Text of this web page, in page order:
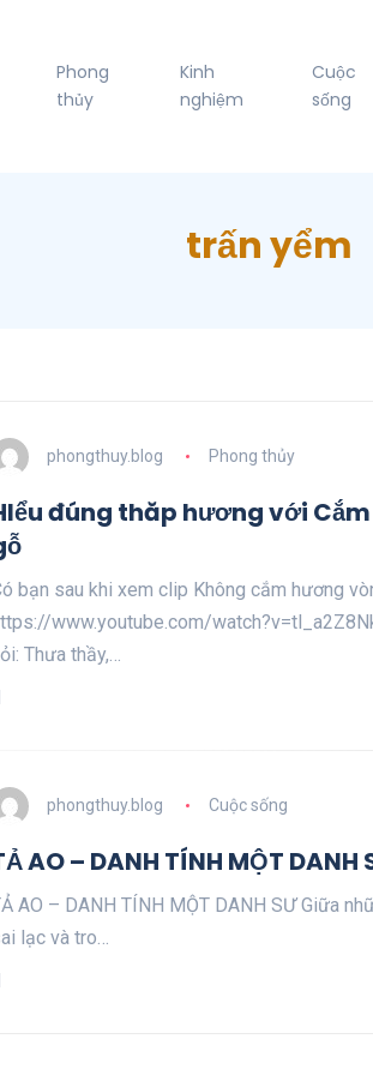
Phong
thủy
Kinh
nghiệm
Cuộc
sống
trấn yểm
phongthuy.blog Phong thủy
đúng thăp hương với
bạn sau khi xem clip Không cắm hương
www.youtube.com/
Thưa thầy,…
phongthuy.blog Cuộc sống
AO – DANH TÍNH MỘT DANH
AO – DANH TÍNH MỘT DANH SƯ Giữa
lạc và tro…